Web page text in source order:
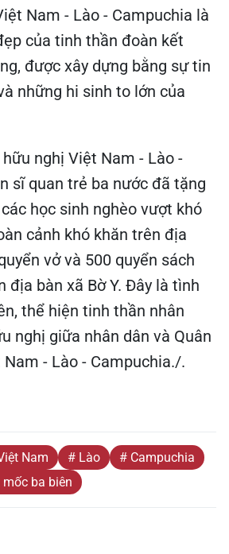
Nam - Lào - Campuchia là
của tinh thần đoàn kết
được xây dựng bằng sự tin
những hi sinh to lớn của
nghị Việt Nam - Lào -
sĩ quan trẻ ba nước đã tặng
học sinh nghèo vượt khó
cảnh khó khăn trên địa
vở và 500 quyển sách
địa bàn xã Bờ Y. Đây là tình
thể hiện tinh thần nhân
nghị giữa nhân dân và Quân
- Lào - Campuchia./.
Nam # Lào
# Campuchia
ba biên